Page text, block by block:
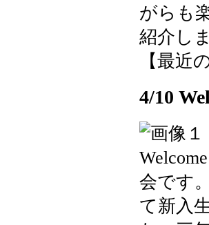
がらも
紹介し
【最近
4/10
会です
て新入